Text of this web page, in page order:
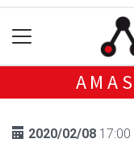
2020/02/08 17:00